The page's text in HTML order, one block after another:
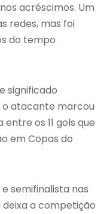
acréscimos. Um
redes, mas foi
do tempo
significado
o atacante marcou
os 11 gols que
em Copas do
semifinalista nas
deixa a competição